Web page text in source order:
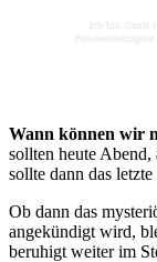
Ich bin damit
Wann können wir
sollten heute
sollte dann das
Ob dann das
angekündigt wird,
beruhigt weiter im